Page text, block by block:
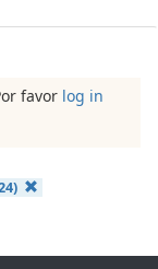
favor log in